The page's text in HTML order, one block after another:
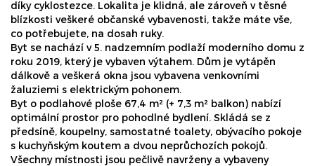
díky cyklostezce. Lokalita je klidná, ale zároveň v těsné
blízkosti veškeré občanské vybavenosti, takže máte vše,
co potřebujete, na dosah ruky.
Byt se nachází v 5. nadzemním podlaží moderního domu z
roku 2019, který je vybaven výtahem. Dům je vytápěn
dálkově a veškerá okna jsou vybavena venkovními
žaluziemi s elektrickým pohonem.
Byt o podlahové ploše 67,4 m² (+ 7,3 m² balkon) nabízí
optimální prostor pro pohodlné bydlení. Skládá se z
předsíně, koupelny, samostatné toalety, obývacího pokoje
s kuchyňským koutem a dvou neprůchozích pokojů.
Všechny místnosti jsou pečlivě navrženy a vybaveny